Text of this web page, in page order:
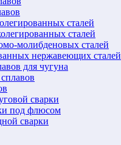
сталей
сталей
молибденовых сталей
нержавеющих сталей
для чугуна
сварки
под флюсом
сварки